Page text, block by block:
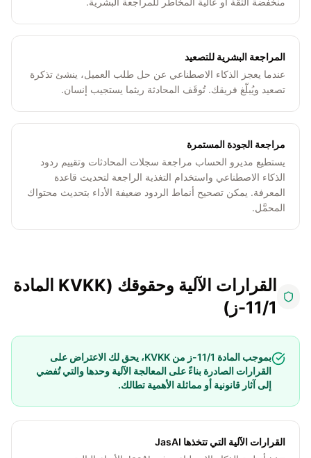
المراجعة البشرية للتصعيد
عندما يعجز الذكاء الاصطناعي عن حل طلب العميل، ينشئ تذكرة
تصعيد ويُبلّغ فريقك. تُوقَف المحادثة ريثما يستجيب إنسان.
مراجعة الجودة المستمرة
يستطيع مديرو الحساب مراجعة سجلات المحادثات وتقييم ردود
الذكاء الاصطناعي واستخدام التغذية الراجعة لتحديث قاعدة
المعرفة. يمكن تصحيح أنماط الردود ضعيفة الأداء بتحديث محتواك
المحمَّل.
القرارات الآلية وحقوقك (KVKK المادة
11/1-ز)
بموجب المادة 11/1-ز من KVKK، يحق لك الاعتراض على
القرارات الصادرة بناءً على المعالجة الآلية وحدها والتي تُفضي
إلى آثار قانونية أو مماثلة الأهمية تطالك.
القرارات الآلية التي تتخذها JasAI